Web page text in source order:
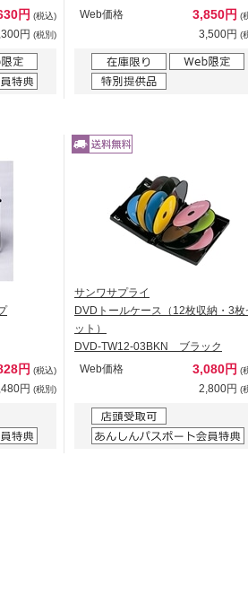
円 (税込)
円 (税別)
Web価格 3,850円 (
3,500円 (
円 (税込)
円 (税別)
サンワサプライ
DVDトールケース（12枚収納・3枚
ット）
DVD-TW12-03BKN ブラック
Web価格
3,080円 (
2,800円 (